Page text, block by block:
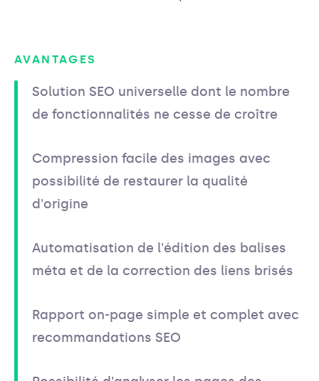
AVANTAGES
Solution SEO universelle dont le nombre
de fonctionnalités ne cesse de croître
Compression facile des images avec
possibilité de restaurer la qualité
d'origine
Automatisation de l'édition des balises
méta et de la correction des liens brisés
Rapport on-page simple et complet avec
recommandations SEO